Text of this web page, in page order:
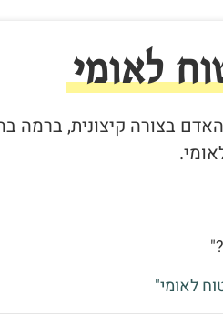
לאומי
בצורה קיצונית, ברמה
לאומי"